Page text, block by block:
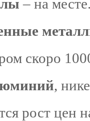
– на
скоро
,
рост цен